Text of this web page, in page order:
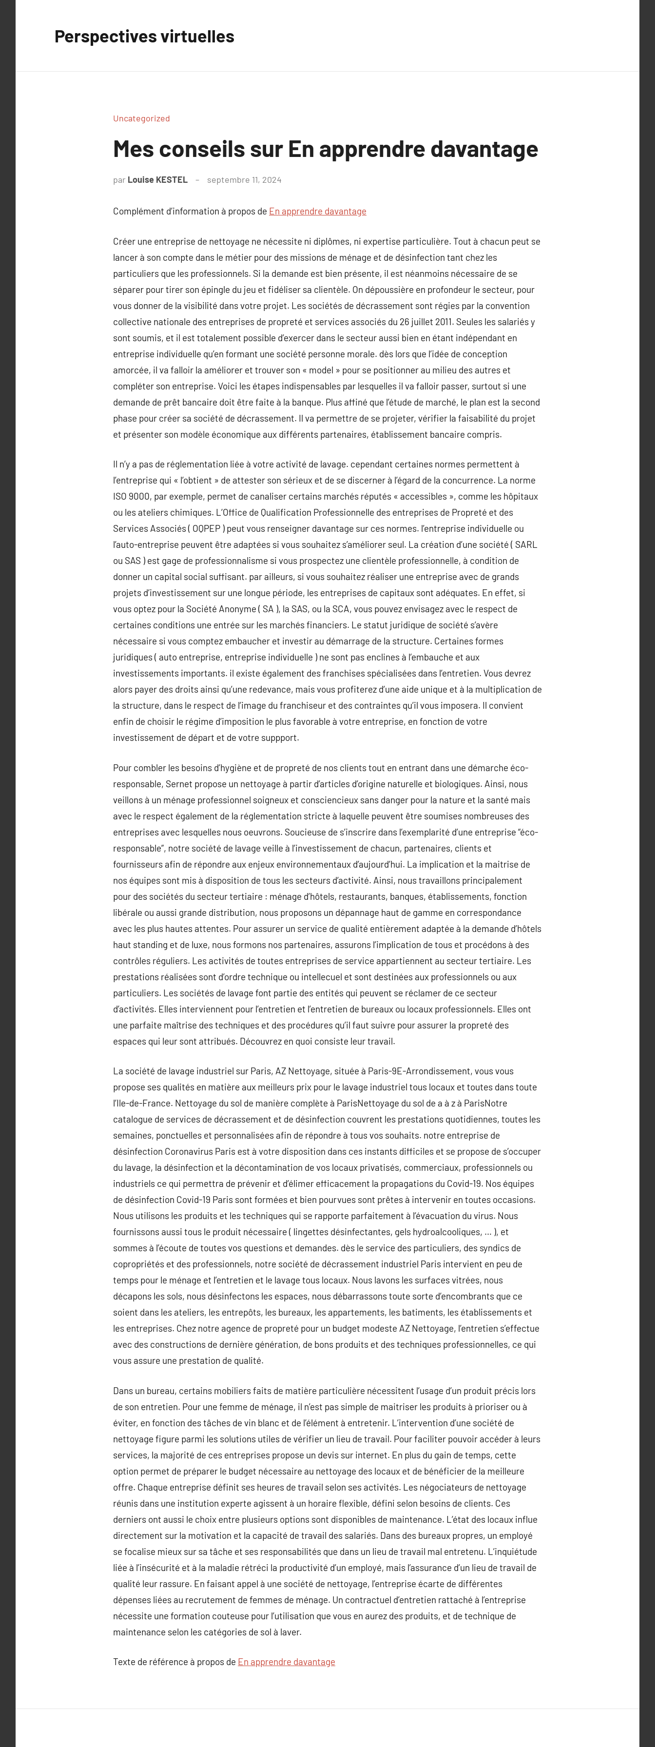
Perspectives virtuelles
Uncategorized
Mes conseils sur En apprendre davantage
par Louise KESTEL septembre 11, 2024
Complément d’information à propos de En apprendre davantage
Créer une entreprise de nettoyage ne nécessite ni diplômes, ni expertise particulière. Tout à chacun peut se
lancer à son compte dans le métier pour des missions de ménage et de désinfection tant chez les
particuliers que les professionnels. Si la demande est bien présente, il est néanmoins nécessaire de se
séparer pour tirer son épingle du jeu et fidéliser sa clientèle. On dépoussière en profondeur le secteur, pour
vous donner de la visibilité dans votre projet. Les sociétés de décrassement sont régies par la convention
collective nationale des entreprises de propreté et services associés du 26 juillet 2011. Seules les salariés y
sont soumis, et il est totalement possible d’exercer dans le secteur aussi bien en étant indépendant en
entreprise individuelle qu’en formant une société personne morale. dès lors que l’idée de conception
amorcée, il va falloir la améliorer et trouver son « model » pour se positionner au milieu des autres et
compléter son entreprise. Voici les étapes indispensables par lesquelles il va falloir passer, surtout si une
demande de prêt bancaire doit être faite à la banque. Plus affiné que l’étude de marché, le plan est la second
phase pour créer sa société de décrassement. Il va permettre de se projeter, vérifier la faisabilité du projet
et présenter son modèle économique aux différents partenaires, établissement bancaire compris.
Il n’y a pas de réglementation liée à votre activité de lavage. cependant certaines normes permettent à
l’entreprise qui « l’obtient » de attester son sérieux et de se discerner à l’égard de la concurrence. La norme
ISO 9000, par exemple, permet de canaliser certains marchés réputés « accessibles », comme les hôpitaux
ou les ateliers chimiques. L’Office de Qualification Professionnelle des entreprises de Propreté et des
Services Associés ( OQPEP ) peut vous renseigner davantage sur ces normes. l’entreprise individuelle ou
l’auto-entreprise peuvent être adaptées si vous souhaitez s’améliorer seul. La création d’une société ( SARL
ou SAS ) est gage de professionnalisme si vous prospectez une clientèle professionnelle, à condition de
donner un capital social suffisant. par ailleurs, si vous souhaitez réaliser une entreprise avec de grands
projets d’investissement sur une longue période, les entreprises de capitaux sont adéquates. En effet, si
vous optez pour la Société Anonyme ( SA ), la SAS, ou la SCA, vous pouvez envisagez avec le respect de
certaines conditions une entrée sur les marchés financiers. Le statut juridique de société s’avère
nécessaire si vous comptez embaucher et investir au démarrage de la structure. Certaines formes
juridiques ( auto entreprise, entreprise individuelle ) ne sont pas enclines à l’embauche et aux
investissements importants. il existe également des franchises spécialisées dans l’entretien. Vous devrez
alors payer des droits ainsi qu’une redevance, mais vous profiterez d’une aide unique et à la multiplication de
la structure, dans le respect de l’image du franchiseur et des contraintes qu’il vous imposera. Il convient
enfin de choisir le régime d’imposition le plus favorable à votre entreprise, en fonction de votre
investissement de départ et de votre suppport.
Pour combler les besoins d’hygiène et de propreté de nos clients tout en entrant dans une démarche éco-
responsable, Sernet propose un nettoyage à partir d’articles d’origine naturelle et biologiques. Ainsi, nous
veillons à un ménage professionnel soigneux et consciencieux sans danger pour la nature et la santé mais
avec le respect également de la réglementation stricte à laquelle peuvent être soumises nombreuses des
entreprises avec lesquelles nous oeuvrons. Soucieuse de s’inscrire dans l’exemplarité d’une entreprise “éco-
responsable”, notre société de lavage veille à l’investissement de chacun, partenaires, clients et
fournisseurs afin de répondre aux enjeux environnementaux d’aujourd’hui. La implication et la maitrise de
nos équipes sont mis à disposition de tous les secteurs d’activité. Ainsi, nous travaillons principalement
pour des sociétés du secteur tertiaire : ménage d’hôtels, restaurants, banques, établissements, fonction
libérale ou aussi grande distribution, nous proposons un dépannage haut de gamme en correspondance
avec les plus hautes attentes. Pour assurer un service de qualité entièrement adaptée à la demande d’hôtels
haut standing et de luxe, nous formons nos partenaires, assurons l’implication de tous et procédons à des
contrôles réguliers. Les activités de toutes entreprises de service appartiennent au secteur tertiaire. Les
prestations réalisées sont d’ordre technique ou intellecuel et sont destinées aux professionnels ou aux
particuliers. Les sociétés de lavage font partie des entités qui peuvent se réclamer de ce secteur
d’activités. Elles interviennent pour l’entretien et l’entretien de bureaux ou locaux professionnels. Elles ont
une parfaite maîtrise des techniques et des procédures qu’il faut suivre pour assurer la propreté des
espaces qui leur sont attribués. Découvrez en quoi consiste leur travail.
La société de lavage industriel sur Paris, AZ Nettoyage, située à Paris-9E-Arrondissement, vous vous
propose ses qualités en matière aux meilleurs prix pour le lavage industriel tous locaux et toutes dans toute
l’Ile-de-France. Nettoyage du sol de manière complète à ParisNettoyage du sol de a à z à ParisNotre
catalogue de services de décrassement et de désinfection couvrent les prestations quotidiennes, toutes les
semaines, ponctuelles et personnalisées afin de répondre à tous vos souhaits. notre entreprise de
désinfection Coronavirus Paris est à votre disposition dans ces instants difficiles et se propose de s’occuper
du lavage, la désinfection et la décontamination de vos locaux privatisés, commerciaux, professionnels ou
industriels ce qui permettra de prévenir et d’élimer efficacement la propagations du Covid-19. Nos équipes
de désinfection Covid-19 Paris sont formées et bien pourvues sont prêtes à intervenir en toutes occasions.
Nous utilisons les produits et les techniques qui se rapporte parfaitement à l’évacuation du virus. Nous
fournissons aussi tous le produit nécessaire ( lingettes désinfectantes, gels hydroalcooliques, … ), et
sommes à l’écoute de toutes vos questions et demandes. dès le service des particuliers, des syndics de
copropriétés et des professionnels, notre société de décrassement industriel Paris intervient en peu de
temps pour le ménage et l’entretien et le lavage tous locaux. Nous lavons les surfaces vitrées, nous
décapons les sols, nous désinfectons les espaces, nous débarrassons toute sorte d’encombrants que ce
soient dans les ateliers, les entrepôts, les bureaux, les appartements, les batiments, les établissements et
les entreprises. Chez notre agence de propreté pour un budget modeste AZ Nettoyage, l’entretien s’effectue
avec des constructions de dernière génération, de bons produits et des techniques professionnelles, ce qui
vous assure une prestation de qualité.
Dans un bureau, certains mobiliers faits de matière particulière nécessitent l’usage d’un produit précis lors
de son entretien. Pour une femme de ménage, il n’est pas simple de maitriser les produits à prioriser ou à
éviter, en fonction des tâches de vin blanc et de l’élément à entretenir. L’intervention d’une société de
nettoyage figure parmi les solutions utiles de vérifier un lieu de travail. Pour faciliter pouvoir accéder à leurs
services, la majorité de ces entreprises propose un devis sur internet. En plus du gain de temps, cette
option permet de préparer le budget nécessaire au nettoyage des locaux et de bénéficier de la meilleure
offre. Chaque entreprise définit ses heures de travail selon ses activités. Les négociateurs de nettoyage
réunis dans une institution experte agissent à un horaire flexible, défini selon besoins de clients. Ces
derniers ont aussi le choix entre plusieurs options sont disponibles de maintenance. L’état des locaux influe
directement sur la motivation et la capacité de travail des salariés. Dans des bureaux propres, un employé
se focalise mieux sur sa tâche et ses responsabilités que dans un lieu de travail mal entretenu. L’inquiétude
liée à l’insécurité et à la maladie rétréci la productivité d’un employé, mais l’assurance d’un lieu de travail de
qualité leur rassure. En faisant appel à une société de nettoyage, l’entreprise écarte de différentes
dépenses liées au recrutement de femmes de ménage. Un contractuel d’entretien rattaché à l’entreprise
nécessite une formation couteuse pour l’utilisation que vous en aurez des produits, et de technique de
maintenance selon les catégories de sol à laver.
Texte de référence à propos de En apprendre davantage